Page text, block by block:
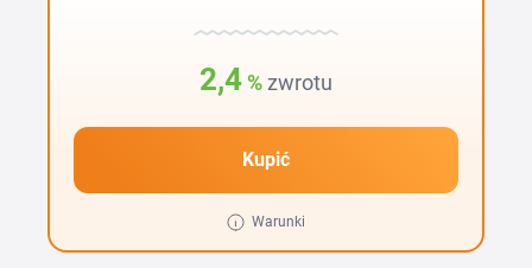
2,4% zwrotu
Kupić
Warunki